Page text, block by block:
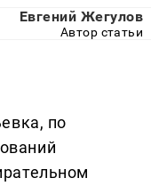
Евгений Жегулов
Автор статьи
по